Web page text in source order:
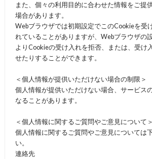
また、個々の利用目的に合わせた情報をご提
場合があります。
Webブラウザでは初期設定でこのCookieを受
れていることがありますが、Webブラウザの
よりCookieの受け入れを拒否、または、受け
せたりすることができます。
＜個人情報が提供いただけない場合の制限＞
個人情報が提供いただけない場合、サービス
なることがあります。
＜個人情報に関するご質問やご意見について＞
個人情報に関するご質問やご意見については
い。
連絡先